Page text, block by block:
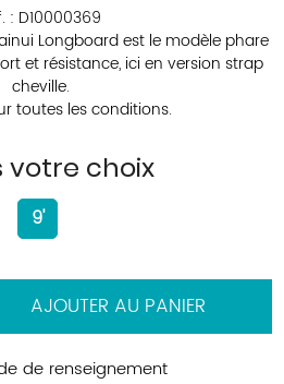
: D10000369
Longboard est le modèle phare
et résistance, ici en version strap
cheville.
toutes les conditions.
votre choix
9'
AJOUTER AU PANIER
de renseignement